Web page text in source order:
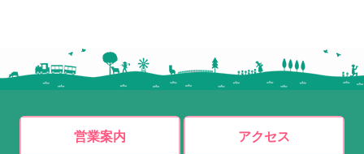
営業案内 アクセス